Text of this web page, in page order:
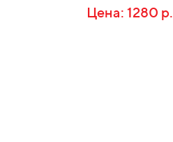
Цена: 1280 р.